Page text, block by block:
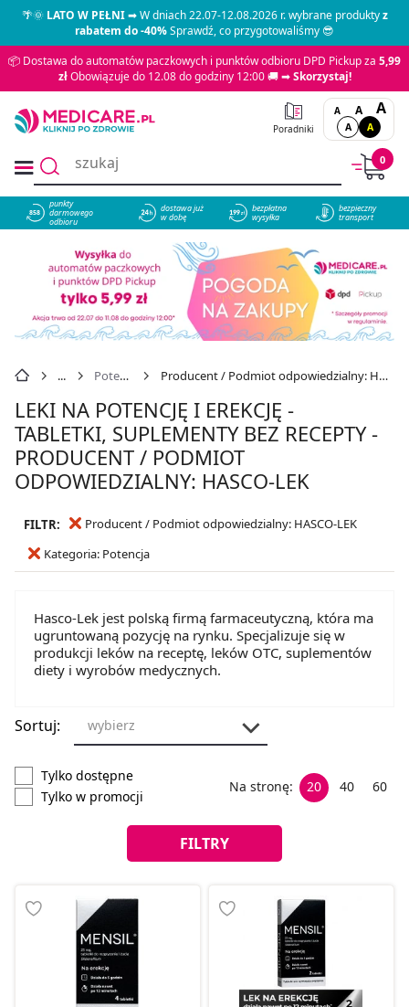
🌴🌞LATO W PEŁNI➡ W dniach 22.07-12.08.2026 r. wybrane produktyz
rabatem do -40%Sprawdź, co przygotowaliśmy 😎
📦 Dostawa do automatów paczkowych i punktów odbioru DPD Pickup za 5,99
złObowiązuje do 12.08 do godziny 12:00 🚚 ➡Skorzystaj!
Poradniki
A A A
A A
0
858
punkty
darmowego
odbioru
dostawa już
w dobę
bezpłatna
wysyłka
bezpieczny
transport
Potencja Producent / Podmiot odpowiedzialny: HASCO-LEK
LEKI NA POTENCJĘ I EREKCJĘ -
TABLETKI, SUPLEMENTY BEZ RECEPTY -
PRODUCENT / PODMIOT
ODPOWIEDZIALNY: HASCO-LEK
FILTR:
Producent / Podmiot odpowiedzialny: HASCO-LEK
Kategoria: Potencja
Hasco-Lek jest polską firmą farmaceutyczną, która ma
ugruntowaną pozycję na rynku. Specjalizuje się w
produkcji leków na receptę, leków OTC, suplementów
diety i wyrobów medycznych.
Sortuj: wybierz
Tylko dostępne
Tylko w promocji
Na stronę: 20 40 60
FILTRY